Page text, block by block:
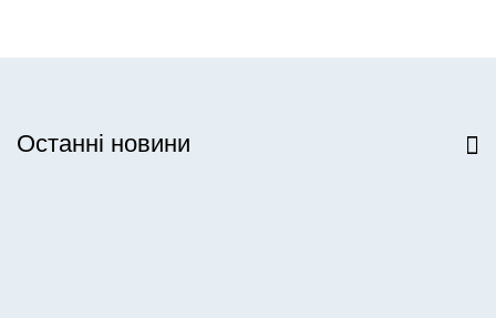
Останні новини